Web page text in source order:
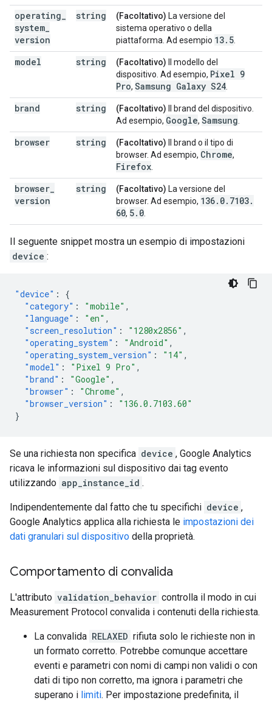
operating
system
version
string (Facoltativo) La versione del
sistema operativo o della
piattaforma. Ad esempio 13. 5
model string (Facoltativo) Il modello del
dispositivo. Ad esempio, Pixel 9
Pro, Samsung Galaxy S24
brand string (Facoltativo) Il brand del dispositivo.
Ad esempio, Google, Samsung
browser string (Facoltativo) Il brand o il tipo di
browser. Ad esempio, Chrome,
Firefox
browser
version
string (Facoltativo) La versione del
browser. Ad esempio, 136. 0. 7103.
60, 5. 0
Il seguente snippet mostra un esempio di impostazioni
device :
"device" :
{
"category" : "mobile" ,
"language" : "en" ,
"screen_resolution" : "1280x2856" ,
"operating_system" : "Android" ,
"operating_system_version" : "14" ,
"model" : "Pixel 9 Pro" ,
"brand" : "Google" ,
"browser" : "Chrome" ,
"browser_version" :
"136.0.7103.60"
}
Se una richiesta non specifica device , Google Analytics
ricava le informazioni sul dispositivo dai tag evento
utilizzando app_instance_id .
Indipendentemente dal fatto che tu specifichi device ,
Google Analytics applica alla richiesta le impostazioni dei
dati granulari sul dispositivo della proprietà.
Comportamento di convalida
L'attributo validation_behavior controlla il modo in cui
Measurement Protocol convalida i contenuti della richiesta.
La convalida RELAXED rifiuta solo le richieste non in
un formato corretto. Potrebbe comunque accettare
eventi e parametri con nomi di campi non validi o con
dati di tipo non corretto, ma ignora i parametri che
superano i limiti. Per impostazione predefinita, il